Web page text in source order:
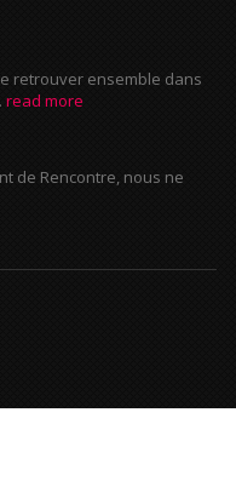
retrouver ensemble dans
read more
de Rencontre, nous ne